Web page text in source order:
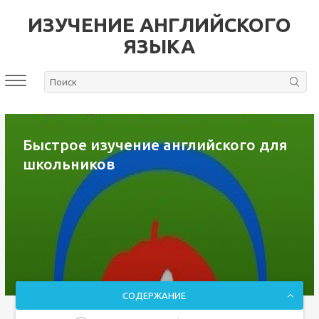
ИЗУЧЕНИЕ АНГЛИЙСКОГО
ЯЗЫКА
Быстрое изучение английского для
школьников
СОДЕРЖАНИЕ